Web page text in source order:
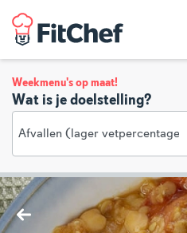
Weekmenu's op maat!
Wat is je doelstelling?